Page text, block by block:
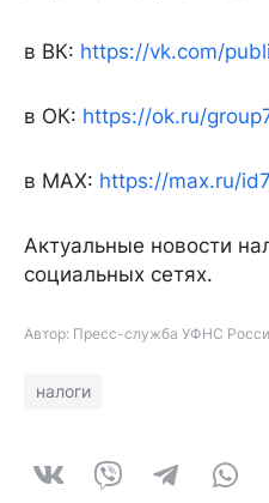
в ВК: https://vk.com/
в ОК: https://ok.ru/
в МАХ: https://max.ru/
Актуальные новости
социальных сетях.
Автор: Пресс-служба УФНС
налоги